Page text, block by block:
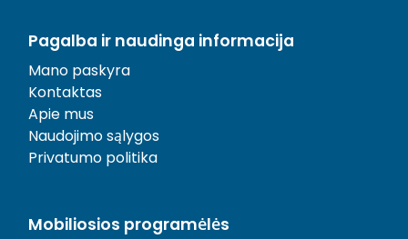
Pagalba ir naudinga informacija
Mano paskyra
Kontaktas
Apie mus
Naudojimo sąlygos
Privatumo politika
Mobiliosios programėlės